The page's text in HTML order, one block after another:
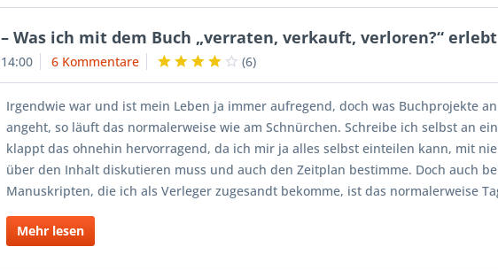
Was ich mit dem Buch „verraten, verkauft, verloren?“
6 Kommentare (6)
Irgendwie war und ist mein Leben ja immer aufregend, doch was Buchprojekte
angeht, so läuft das normalerweise wie am Schnürchen. Schreibe ich selbst an
klappt das ohnehin hervorragend, da ich mir ja alles selbst einteilen kann, mit
über den Inhalt diskutieren muss und auch den Zeitplan bestimme. Doch auch
Manuskripten, die ich als Verleger zugesandt bekomme, ist das normalerweise
Mehr lesen